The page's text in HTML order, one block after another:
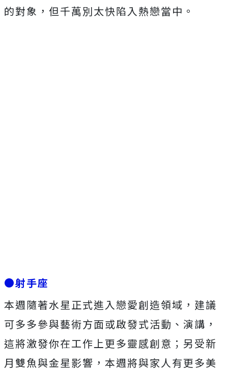
的對象，但千萬別太快陷入熱戀當中。
●射手座
本週隨著水星正式進入戀愛創造領域，建議
可多多參與藝術方面或啟發式活動、演講，
這將激發你在工作上更多靈感創意；另受新
月雙魚與金星影響，本週將與家人有更多美